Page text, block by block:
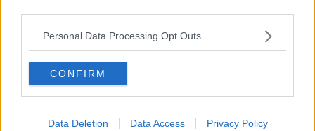
Personal Data Processing Opt Outs
CONFIRM
Data Deletion Data Access Privacy Policy
In Toscana nell'ultima settimana ci sono stati76nuovi casi positivi e
non ci sono stati decessi.
Per leggere il bollettino Covid con tutti i dati della Toscana